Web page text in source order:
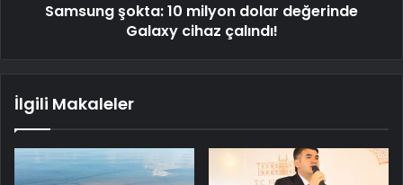
Samsung şokta: 10 milyon dolar değerinde
Galaxy cihaz çalındı!
İlgili Makaleler